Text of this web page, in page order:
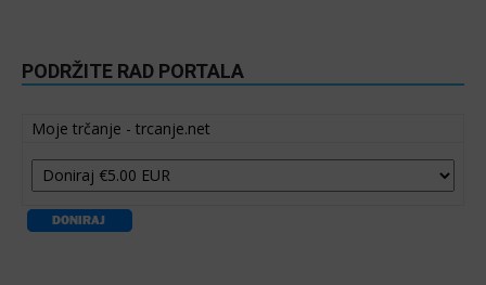
PODRŽITE RAD PORTALA
Moje trčanje - trcanje.net